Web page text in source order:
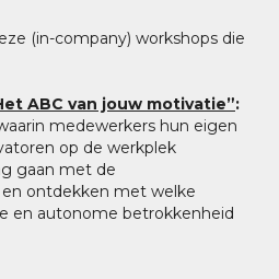
(in-company) workshops die
ABC van jouw motivatie”:
medewerkers hun eigen
op de werkplek
gaan met de
ontdekken met welke
en autonome betrokkenheid